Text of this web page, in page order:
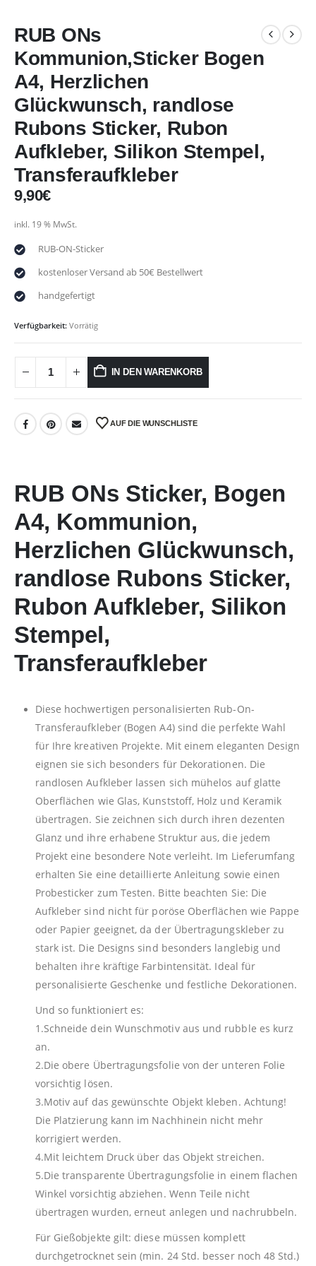
RUB ONs
Kommunion,Sticker Bogen
A4, Herzlichen
Glückwunsch, randlose
Rubons Sticker, Rubon
Aufkleber, Silikon Stempel,
Transferaufkleber
9,90€
inkl. 19 % MwSt.
RUB-ON-Sticker
kostenloser Versand ab 50€ Bestellwert
handgefertigt
Verfügbarkeit: Vorrätig
IN DEN WARENKORB
AUF DIE WUNSCHLISTE
RUB ONs Sticker, Bogen
A4, Kommunion,
Herzlichen Glückwunsch,
randlose Rubons Sticker,
Rubon Aufkleber, Silikon
Stempel,
Transferaufkleber
Diese hochwertigen personalisierten Rub-On-
Transferaufkleber (Bogen A4) sind die perfekte Wahl
für Ihre kreativen Projekte. Mit einem eleganten Design
eignen sie sich besonders für Dekorationen. Die
randlosen Aufkleber lassen sich mühelos auf glatte
Oberflächen wie Glas, Kunststoff, Holz und Keramik
übertragen. Sie zeichnen sich durch ihren dezenten
Glanz und ihre erhabene Struktur aus, die jedem
Projekt eine besondere Note verleiht. Im Lieferumfang
erhalten Sie eine detaillierte Anleitung sowie einen
Probesticker zum Testen. Bitte beachten Sie: Die
Aufkleber sind nicht für poröse Oberflächen wie Pappe
oder Papier geeignet, da der Übertragungskleber zu
stark ist. Die Designs sind besonders langlebig und
behalten ihre kräftige Farbintensität. Ideal für
personalisierte Geschenke und festliche Dekorationen.
Und so funktioniert es:
1.Schneide dein Wunschmotiv aus und rubble es kurz
an.
2.Die obere Übertragungsfolie von der unteren Folie
vorsichtig lösen.
3.Motiv auf das gewünschte Objekt kleben. Achtung!
Die Platzierung kann im Nachhinein nicht mehr
korrigiert werden.
4.Mit leichtem Druck über das Objekt streichen.
5.Die transparente Übertragungsfolie in einem flachen
Winkel vorsichtig abziehen. Wenn Teile nicht
übertragen wurden, erneut anlegen und nachrubbeln.
Für Gießobjekte gilt: diese müssen komplett
durchgetrocknet sein (min. 24 Std. besser noch 48 Std.)